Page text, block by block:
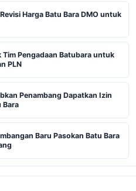
Harga Batu Bara DMO untuk
Tim Pengadaan Batubara untuk
PLN
Penambang Dapatkan Izin
Bara
Baru Pasokan Batu Bara